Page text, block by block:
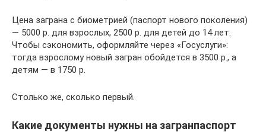
Цена заграна с биометрией (паспорт нового поколения)
— 5000 р. для взрослых, 2500 р. для детей до 14 лет.
Чтобы сэкономить, оформляйте через «Госуслуги»:
тогда взрослому новый загран обойдется в 3500 р., а
детям — в 1750 р.
Столько же, сколько первый.
Какие документы нужны на загранпаспорт